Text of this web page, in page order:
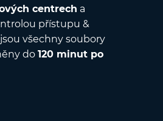
centrech a
přístupu &
všechny soubory
do 120 minut po